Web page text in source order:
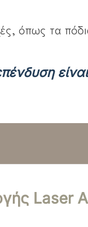
όπως τα
Laser